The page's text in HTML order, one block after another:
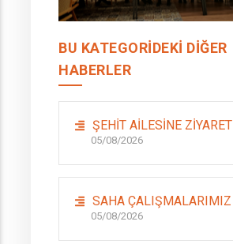
BU KATEGORIDEKI DIĞER
HABERLER
ŞEHİT AİLESİNE ZİYARET
05/08/2026
SAHA ÇALIŞMALARIMIZ
05/08/2026